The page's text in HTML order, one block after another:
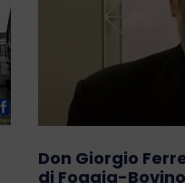
Don Giorgio
di Foggia-